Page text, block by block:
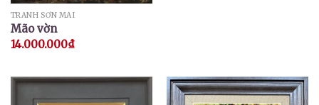
TRANH SƠN MÀI
Mão vờn
14.000.000₫